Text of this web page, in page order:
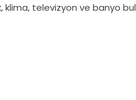
televizyon ve banyo